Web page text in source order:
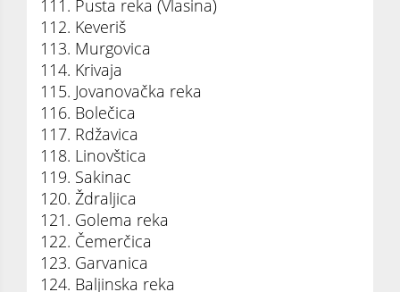
111. Pusta reka (Vlasina)
112. Keveriš
113. Murgovica
114. Krivaja
115. Jovanovačka reka
116. Bolečica
117. Rdžavica
118. Linovštica
119. Sakinac
120. Ždraljica
121. Golema reka
122. Čemerčica
123. Garvanica
124. Baljinska reka